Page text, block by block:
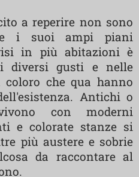
a reperire non sono
i suoi ampi piani
in più abitazioni è
diversi gusti e nelle
che qua hanno
Antichi o
con moderni
e colorate stanze si
più austere e sobrie
da raccontare al